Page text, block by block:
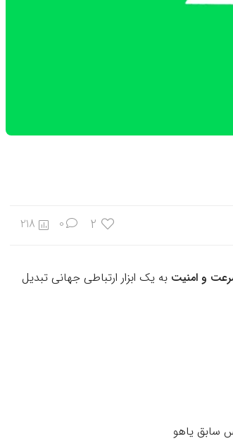
2
0
218
و امنیت به یک ابزار ارتباطی جهانی تبدیل